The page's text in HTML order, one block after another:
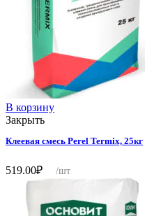
В корзину
Закрыть
Клеевая смесь Perel Termix, 25кг
519.00₽ /шт